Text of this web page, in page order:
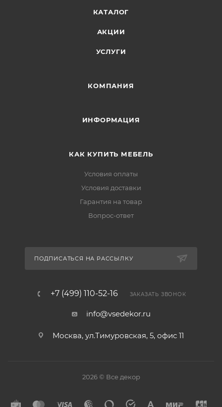
КАТАЛОГ
АКЦИИ
УСЛУГИ
КОМПАНИЯ
ИНФОРМАЦИЯ
КАК КУПИТЬ МЕБЕЛЬ
Условия оплаты
Условия доставки
Гарантия на товар
Вопрос-ответ
ПОДПИСАТЬСЯ НА РАССЫЛКУ
+7 (499) 110-52-16 ЗАКАЗАТЬ ЗВОНОК
info@vsedekor.ru
Москва, ул.Тимуровская, 5, офис 11
2026 © Все декор